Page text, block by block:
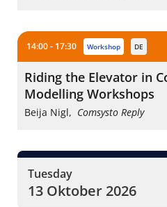
14:00 - 17:30 workshop DE
Riding the Elevator in
Modelling Workshops
Beija Nigl, Comsysto Reply
Tuesday
13 Oktober 2026